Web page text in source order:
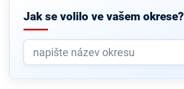
Jak se volilo ve vašem okrese?